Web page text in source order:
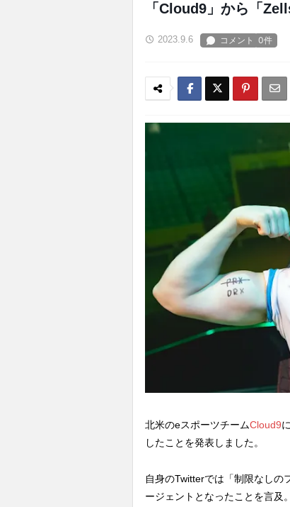
「Cloud9」から「
2023.9.6
北米のeスポーツチームCloud9
したことを発表しました。
自身のTwitterでは「制限なしの
ージェントとなったことを言及